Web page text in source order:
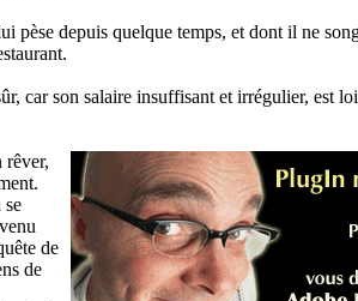
pèse depuis quelque temps, et dont il ne
car son salaire insuffisant et irrégulier, est
rêver,
de
de